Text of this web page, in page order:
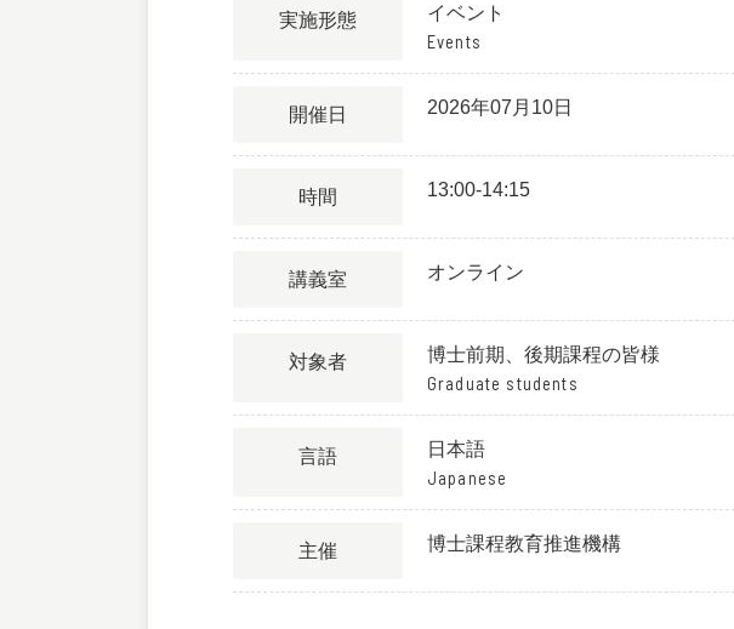
実施形態 イベント
Events
開催日 2026年07月10日
時間 13:00-14:15
講義室 オンライン
対象者 博士前期、後期課程の皆様
Graduate students
言語 日本語
Japanese
主催 博士課程教育推進機構